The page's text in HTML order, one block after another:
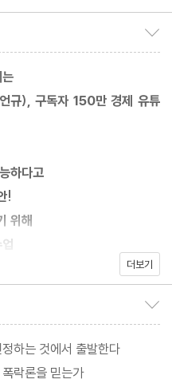
규), 구독자 150만 경제 유튜
하다고
!
위해
아직 집을 매매하지 못한 대한
값 하락에 대한 기대는 여전하
리며 전세만 이어가는 선택은
더보기
하는 것에서 출발한다
락론을 믿는가